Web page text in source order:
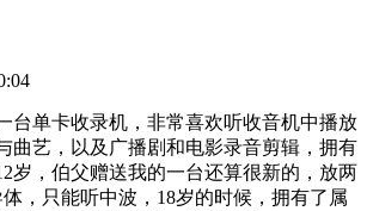
台单卡收录机，非常喜欢听收音机中播放
曲艺，以及广播剧和电影录音剪辑，拥有
岁，伯父赠送我的一台还算很新的，放两
，只能听中波，18岁的时候，拥有了属